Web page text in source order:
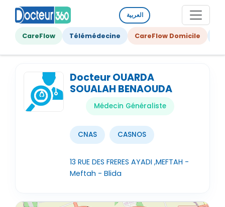
العربية
CareFlow Télémédecine CareFlow Domicile
Docteur OUARDA
SOUALAH BENAOUDA
Médecin Généraliste
CNAS CASNOS
13 RUE DES FRERES AYADI ,MEFTAH -
Meftah - Blida